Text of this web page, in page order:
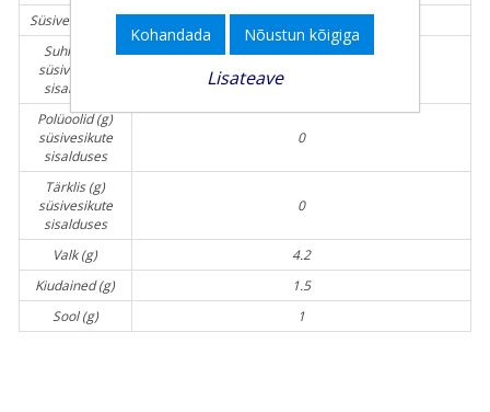
Süsivesikud (g)
7.5
Suhkur (g)
süsivesikute
sisalduses
Polüoolid (g)
süsivesikute
sisalduses
0
Tärklis (g)
süsivesikute
sisalduses
0
Valk (g)
4.2
Kiudained (g)
1.5
Sool (g)
1
Kohandada Nõustun kõigiga
Lisateave